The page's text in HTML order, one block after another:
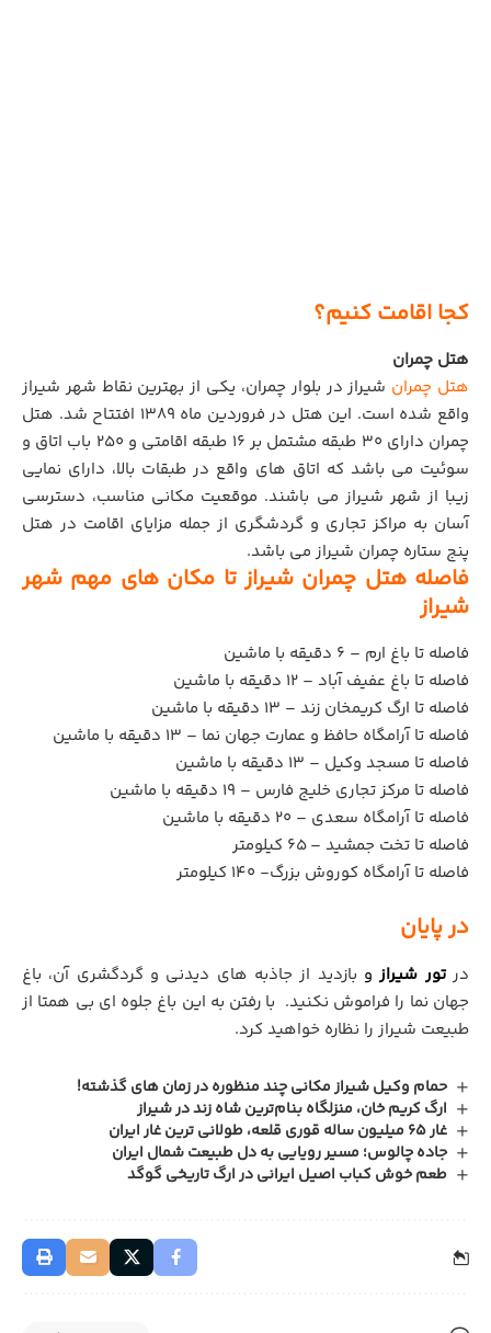
کجا اقامت کنیم؟
هتل چمران
هتل چمران شیراز در بلوار چمران، یکی از بهترین نقاط شهر شیراز
واقع شده است. این هتل در فروردین ماه 1389 افتتاح شد. هتل
چمران دارای 30 طبقه مشتمل بر 16 طبقه اقامتی و 250 باب اتاق و
سوئیت می باشد که اتاق های واقع در طبقات بالا، دارای نمایی
زیبا از شهر شیراز می باشند. موقعیت مکانی مناسب، دسترسی
آسان به مراکز تجاری و گردشگری از جمله مزایای اقامت در هتل
پنج ستاره چمران شیراز می باشد.
فاصله هتل چمران شیراز تا مکان های مهم شهر
شیراز
فاصله تا باغ ارم – 6 دقیقه با ماشین
فاصله تا باغ عفیف آباد – 12 دقیقه با ماشین
فاصله تا ارگ کریمخان زند – 13 دقیقه با ماشین
فاصله تا آرامگاه حافظ و عمارت جهان نما – 13 دقیقه با ماشین
فاصله تا مسجد وکیل – 13 دقیقه با ماشین
فاصله تا مرکز تجاری خلیج فارس – 19 دقیقه با ماشین
فاصله تا آرامگاه سعدی – 20 دقیقه با ماشین
فاصله تا تخت جمشید – 65 کیلومتر
فاصله تا آرامگاه کوروش بزرگ- 140 کیلومتر
در پایان
درتور شیرازو بازدید از جاذبه های دیدنی و گردگشری آن، باغ
جهان نما را فراموش نکنید. با رفتن به این باغ جلوه ای بی همتا از
طبیعت شیراز را نظاره خواهید کرد.
حمام وکیل شیراز مکانی چند منظوره در زمان‌ های گذشته!
ارگ کریم خان، منزلگاه بنام‌ترین شاه زند در شیراز
غار 65 میلیون ساله قوری قلعه، طولانی ترین غار ایران
جاده چالوس؛ مسیر رویایی به دل طبیعت شمال ایران
طعم خوش کباب اصیل ایرانی در ارگ تاریخی گوگد